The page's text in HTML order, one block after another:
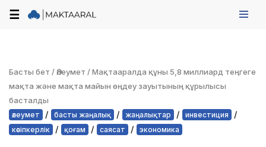
☰
Басты бет /Әлеумет /Мақтааралда құны 5,8 миллиард теңгеге
мақта және мақта майын өңдеу зауытының құрылысы
басталды
әлеумет / басты жаңалық / жаңалықтар / инвестиция /
кәсіпкерлік / қоғам / саясат / экономика